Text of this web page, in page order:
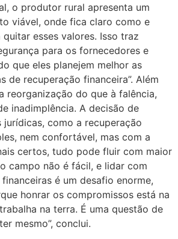
o produtor rural apresenta um
viável, onde fica claro como e
esses valores. Isso traz
para os fornecedores e
que eles planejem melhor as
de recuperação financeira”. Além
reorganização do que à falência,
inadimplência. A decisão de
jurídicas, como a recuperação
nem confortável, mas com a
certos, tudo pode fluir com maior
campo não é fácil, e lidar com
é um desafio enorme,
honrar os compromissos está na
na terra. É uma questão de
mesmo”, conclui.